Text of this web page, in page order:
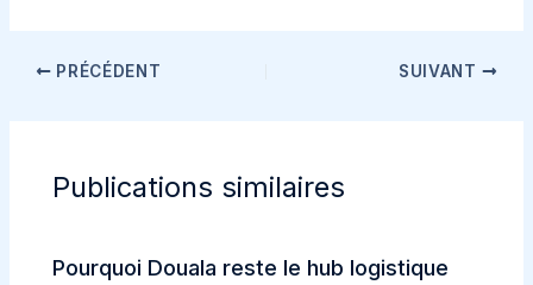
PRÉCÉDENT SUIVANT
Publications similaires
Pourquoi Douala reste le hub logistique